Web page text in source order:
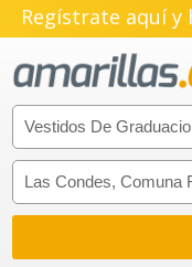
Regístrate aquí y